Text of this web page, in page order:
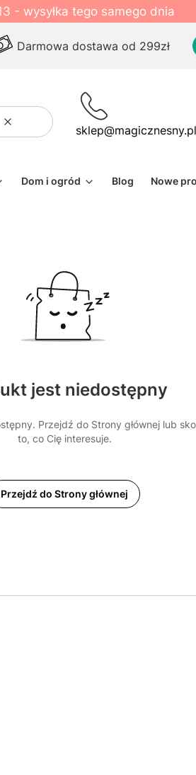
- wysyłka tego samego dnia
Darmowa dostawa od 299zł
WyczyśćSzukaj sklep@magicznesny.pl
Dom i ogród Blog Nowe
jest niedostępny
Przejdź do Strony głównej lub
to, co Cię interesuje.
Przejdź do Strony głównej